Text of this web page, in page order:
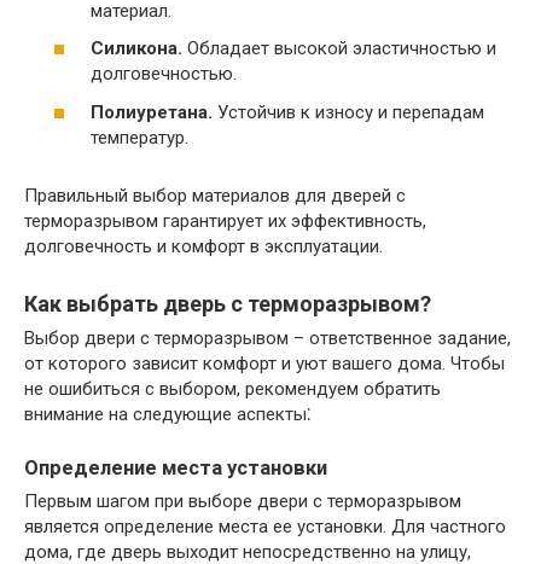
материал.
Силикона.​ Обладает высокой эластичностью и
долговечностью.​
Полиуретана. Устойчив к износу и перепадам
температур.​
Правильный выбор материалов для дверей с
терморазрывом гарантирует их эффективность,
долговечность и комфорт в эксплуатации.​
Как выбрать дверь с терморазрывом?​
Выбор двери с терморазрывом – ответственное задание,
от которого зависит комфорт и уют вашего дома.​ Чтобы
не ошибиться с выбором, рекомендуем обратить
внимание на следующие аспекты⁚
Определение места установки
Первым шагом при выборе двери с терморазрывом
является определение места ее установки.​ Для частного
дома, где дверь выходит непосредственно на улицу,